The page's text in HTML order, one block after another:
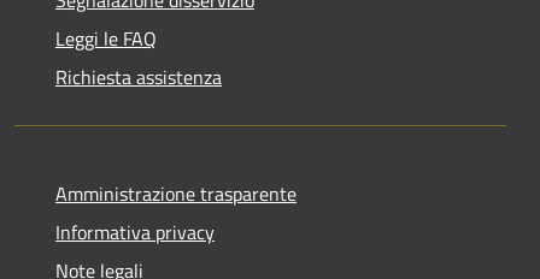
Leggi le FAQ
Richiesta assistenza
Amministrazione trasparente
Informativa privacy
Note legali